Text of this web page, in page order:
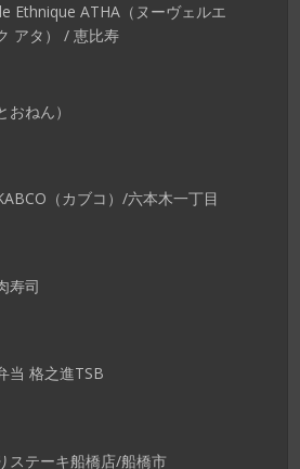
Ethnique ATHA（ヌーヴェルエ
アタ） / 恵比寿
おねん）
（カブコ）/六本木一丁目
寿司
当 格之進TSB
ステーキ船橋店/船橋市